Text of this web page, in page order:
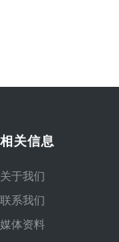
相关信息
关于我们
联系我们
媒体资料